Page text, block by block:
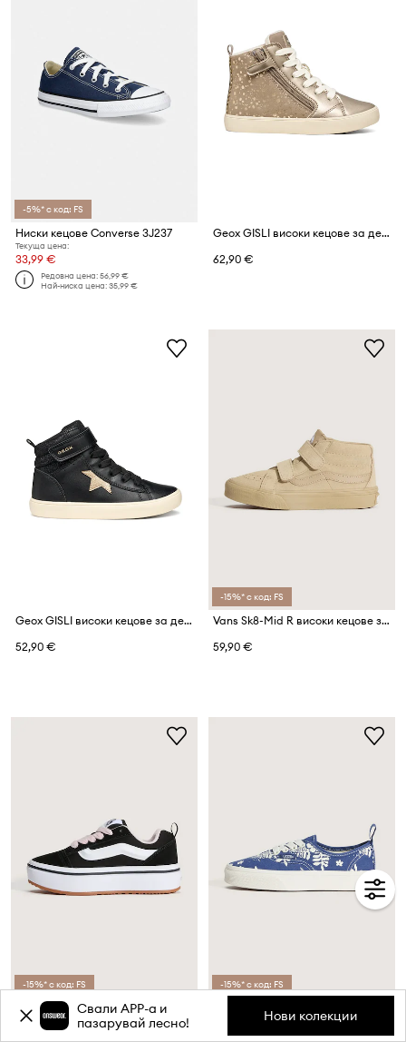
-5%* с код: FS
Ниски кецове Converse 3J237
Текуща цена:
33,99 €
Редовна цена:56,99 €
Най-ниска цена:35,99 €
Geox GISLI високи кецове за деца
62,90 €
Geox GISLI високи кецове за деца
52,90 €
-15%* с код: FS
Vans Sk8-Mid R високи кецове за деца
59,90 €
-15%* с код: FS
79,90 €
-15%* с код: FS
54,90 €
Свали APP-a и
пазарувай лесно!
Нови колекции